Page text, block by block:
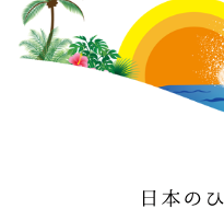
日本のひな